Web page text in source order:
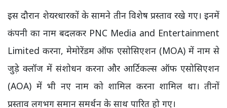
इस दौरान शेयरधारकों के सामने तीन विशेष प्रस्ताव रखे गए। इनमें
कंपनी का नाम बदलकर PNC Media and Entertainment
Limited करना, मेमोरेंडम ऑफ एसोसिएशन (MOA) में नाम से
जुड़े क्लॉज में संशोधन करना और आर्टिकल्स ऑफ एसोसिएशन
(AOA) में भी नए नाम को शामिल करना शामिल था। तीनों
प्रस्ताव लगभग समान समर्थन के साथ पारित हो गए।